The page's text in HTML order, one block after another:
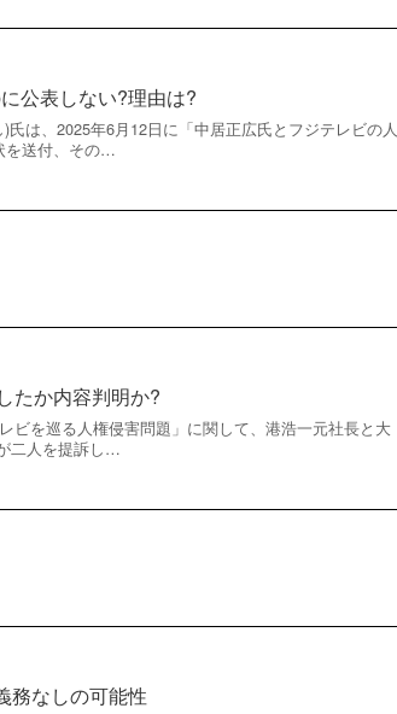
公表しない?理由は?
は、2025年6月12日に「中居正広氏とフジテレビの人
を送付、その…
たか内容判明か?
ビを巡る人権侵害問題」に関して、港浩一元社長と大
二人を提訴し…
務なしの可能性